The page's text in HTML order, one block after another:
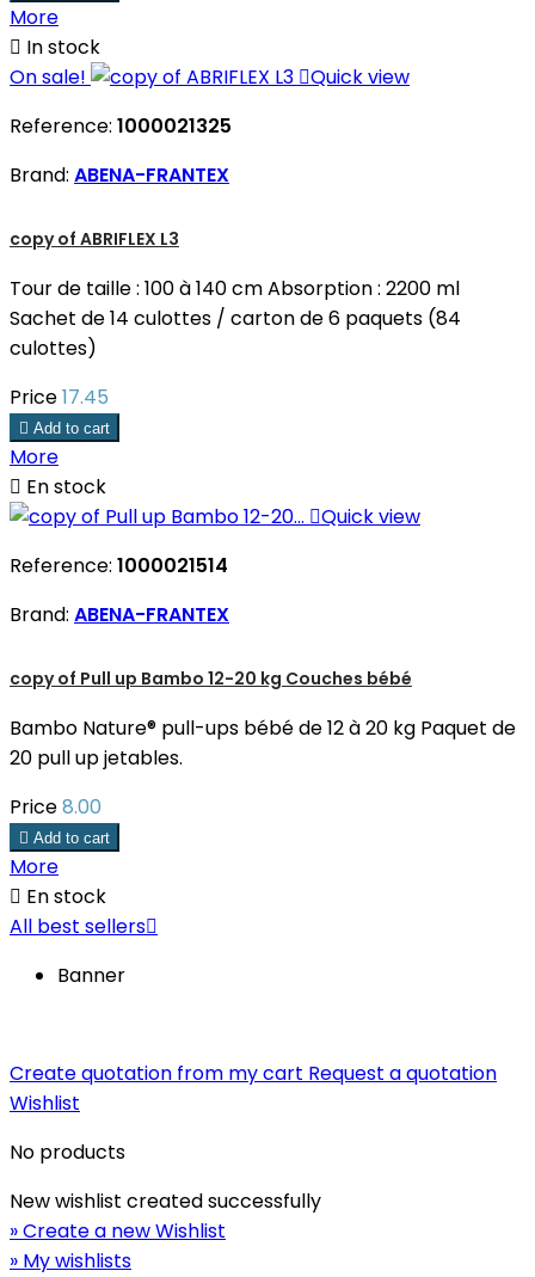
More
 In stock
On sale!
Quick view
Reference: 1000021325
Brand: ABENA-FRANTEX
copy of ABRIFLEX L3
Tour de taille : 100 à 140 cm Absorption : 2200 ml
Sachet de 14 culottes / carton de 6 paquets (84
culottes)
Price17.45
 Add to cart
More
 En stock
Quick view
Reference: 1000021514
Brand: ABENA-FRANTEX
copy of Pull up Bambo 12-20 kg Couches bébé
Bambo Nature® pull-ups bébé de 12 à 20 kg Paquet de
20 pull up jetables.
Price8.00
 Add to cart
More
 En stock
All best sellers
Banner
Create quotation from my cart Request a quotation
Wishlist
No products
New wishlist created successfully
» Create a new Wishlist
» My wishlists